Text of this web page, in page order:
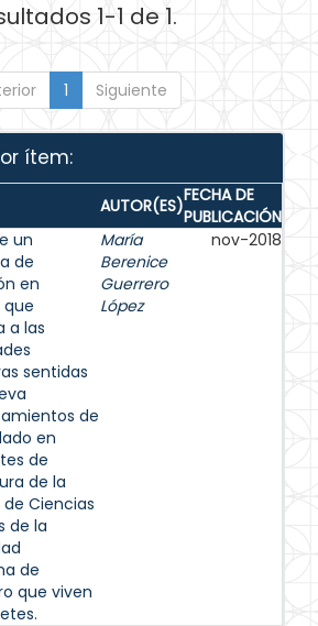
1-1 de 1.
1 Siguiente
ítem:
AUTOR(ES)FECHA DE
PUBLICACIÓN
un
de
en
a las
sentidas
de
en
de
de la
Ciencias
de la
de
que viven
María
Berenice
Guerrero
López
nov-2018